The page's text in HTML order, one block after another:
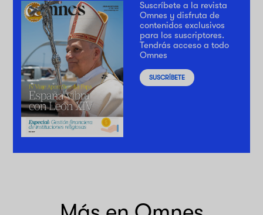
Suscríbete a la revista
Omnes y disfruta de
contenidos exclusivos
para los suscriptores.
Tendrás acceso a todo
Omnes
SUSCRÍBETE